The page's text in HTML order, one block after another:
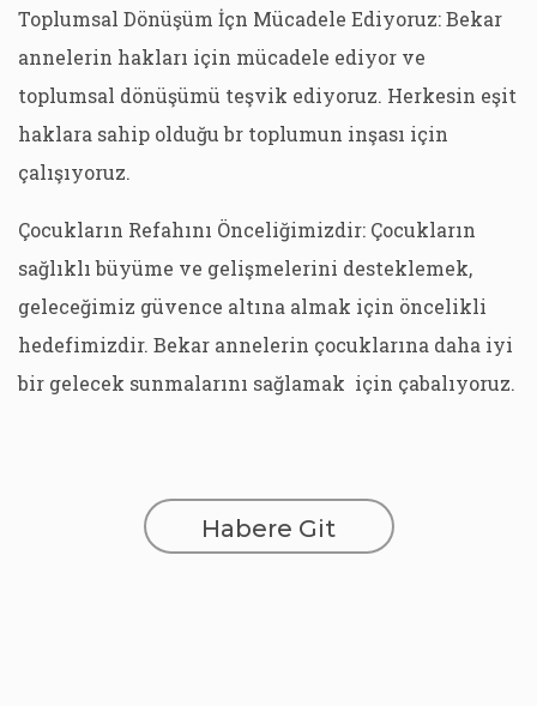
Toplumsal Dönüşüm İçn Mücadele Ediyoruz: Bekar
annelerin hakları için mücadele ediyor ve
toplumsal dönüşümü teşvik ediyoruz. Herkesin eşit
haklara sahip olduğu br toplumun inşası için
çalışıyoruz.
Çocukların Refahını Önceliğimizdir: Çocukların
sağlıklı büyüme ve gelişmelerini desteklemek,
geleceğimiz güvence altına almak için öncelikli
hedefimizdir. Bekar annelerin çocuklarına daha iyi
bir gelecek sunmalarını sağlamak için çabalıyoruz.
Habere Git